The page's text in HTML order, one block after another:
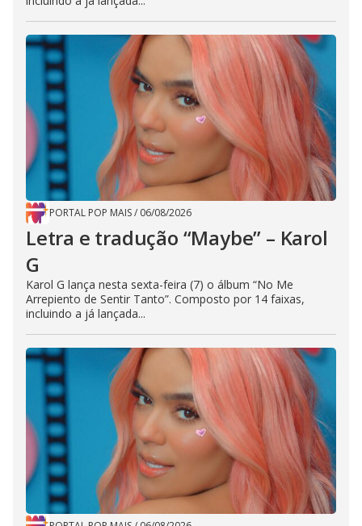
PORTAL POP MAIS/ 06/08/2026
Letra e tradução “Maybe” – Karol
G
Karol G lança nesta sexta-feira (7) o álbum “No Me
Arrepiento de Sentir Tanto”. Composto por 14 faixas,
incluindo a já lançada...